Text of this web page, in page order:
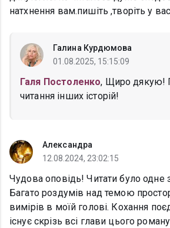
натхнення вам.пишіть ,творіть у
Галина Курдюмова
01.08.2025, 15:15:09
Галя Постоленко, Щиро дякую!
читання інших історій!
Александра
12.08.2024, 23:02:15
Чудова оповідь! Читати було одне
Багато роздумів над темою
вимірів в моїй голові. Кохання
існує скрізь всі глави цього